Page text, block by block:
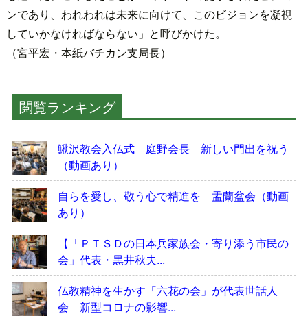
ンであり、われわれは未来に向けて、このビジョンを凝視
していかなければならない」と呼びかけた。
（宮平宏・本紙バチカン支局長）
閲覧ランキング
鰍沢教会入仏式 庭野会長 新しい門出を祝う
（動画あり）
自らを愛し、敬う心で精進を 盂蘭盆会（動画
あり）
【「ＰＴＳＤの日本兵家族会・寄り添う市民の
会」代表・黒井秋夫...
仏教精神を生かす「六花の会」が代表世話人
会 新型コロナの影響...